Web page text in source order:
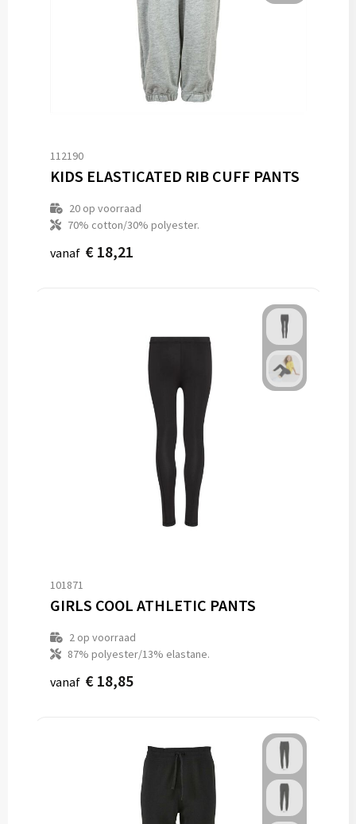
112190
KIDS ELASTICATED RIB CUFF PANTS
20op voorraad
70% cotton/30% polyester.
vanaf € 18,21
101871
GIRLS COOL ATHLETIC PANTS
2op voorraad
87% polyester/13% elastane.
vanaf € 18,85